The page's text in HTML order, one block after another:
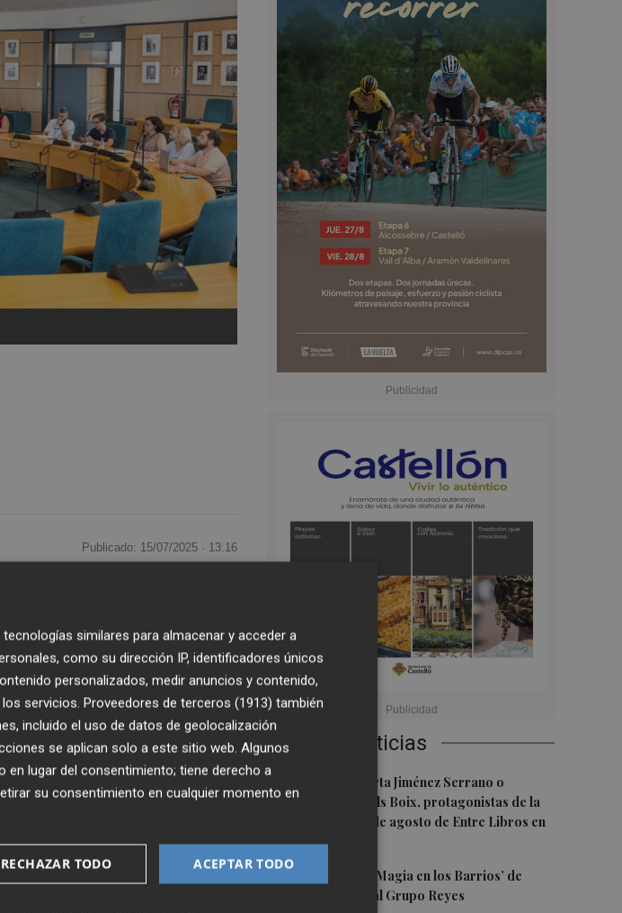
Últimas Noticias
1 Juan Tallón, Marta Jiménez Serrano o
JuanEvaristo Valls Boix, protagonistas de la
programación de agosto de Entre Libros en
Benicàssim
2 Los talleres de ‘Magia en los Barrios’ de
Castelló llegan al Grupo Reyes
Publicado: 15/07/2025 · 13:16
la innovación, el
Científica,David Cabedo,
entre otras funciones, la de
y la innovación, contribuir
de la Universidad,
entre la comunidad
con empresas e
de proyectos.
un paso significativo
similares para almacenar y acceder a
como su dirección IP, identificadores únicos
personalizados, medir anuncios y contenido,
servicios. Proveedores de terceros (1913) también
incluido el uso de datos de geolocalización
se aplican solo a este sitio web. Algunos
en lugar del consentimiento; tiene derecho a
su consentimiento en cualquier momento en
ACEPTAR TODO
RECHAZAR TODO